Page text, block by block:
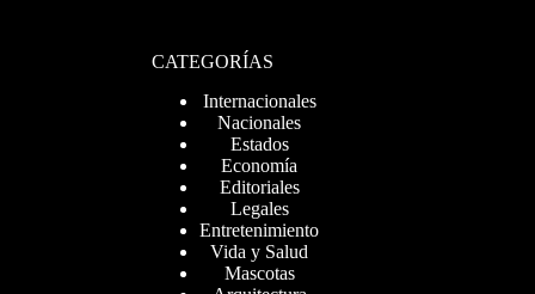
CATEGORÍAS
Internacionales
Nacionales
Estados
Economía
Editoriales
Legales
Entretenimiento
Vida y Salud
Mascotas